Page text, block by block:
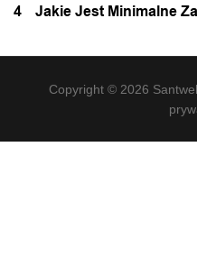
4 Jakie Jest Minimalne
Copyright © 2026